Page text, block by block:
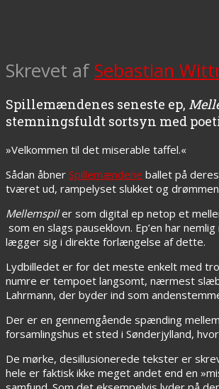
Skrevet af Sebastian
Spillemændenes seneste ep,
stemningsfuldt sortsyn med
»Velkommen til det miserable taffel.«
Sådan åbner Spillemændene ballet på
tværet ud, rampelyset slukket og
Mellemspiler som digital ep netop et
som en slags pauseklovn. Ep’en har
lægger sig i direkte forlængelse af dette.
Lydbilledet er for det meste enkelt med
numre er tempoet langsomt, nærmest
Lahrmann, der byder ind som
Der er en gennemgående spænding
forsamlingshus et sted i Sønderjylland,
De mørke, desillusionerede tekster er
hele er faktisk ikke meget andet end en